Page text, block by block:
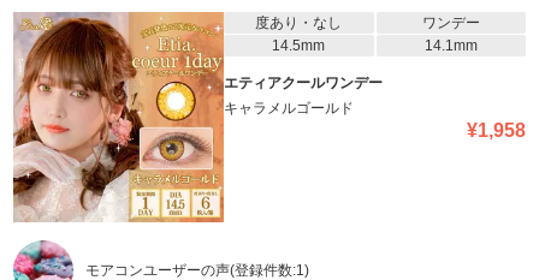
度あり・なし
ワンデー
14.5mm
14.1mm
エティアクールワンデー
キャラメルゴールド
¥1,958
モアコンユーザーの声(登録件数:1)